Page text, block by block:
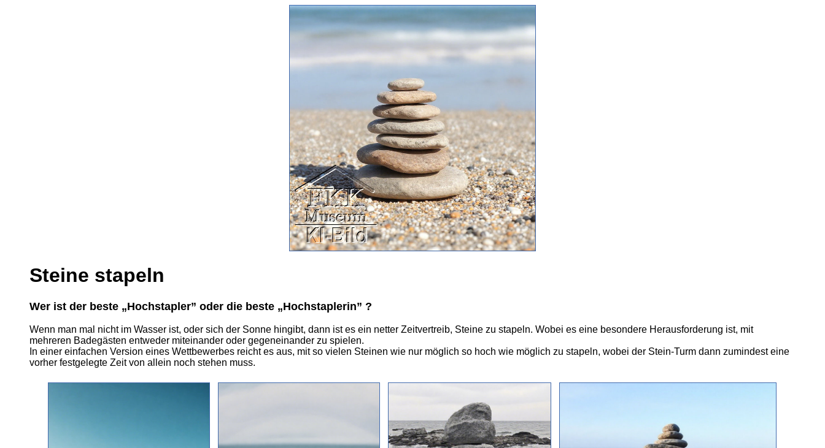
Steine stapeln
Wer ist der beste „Hochstapler” oder die beste „Hochstaplerin” ?
Wenn man mal nicht im Wasser ist, oder sich der Sonne hingibt, dann ist es ein netter Zeitvertreib, Steine zu stapeln. Wobei es eine besondere Herausforderung ist, mit
mehreren Badegästen entweder miteinander oder gegeneinander zu spielen.
In einer einfachen Version eines Wettbewerbes reicht es aus, mit so vielen Steinen wie nur möglich so hoch wie möglich zu stapeln, wobei der Stein-Turm dann zumindest eine
vorher festgelegte Zeit von allein noch stehen muss.